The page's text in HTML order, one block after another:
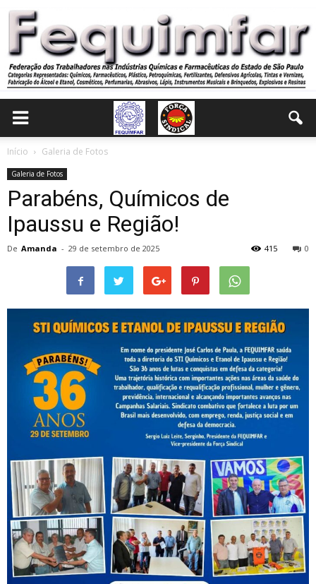
Início Galeria de Fotos
Galeria de Fotos
Parabéns, Químicos de
Ipaussu e Região!
De Amanda - 29 de setembro de 2025 0
415